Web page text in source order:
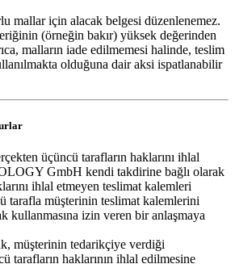
mallar için alacak belgesi düzenlenemez.
(örneğin bakır) yüksek değerinden
malların iade edilmemesi halinde, teslim
olduğuna dair aksi ispatlanabilir
üçüncü tarafların haklarını ihlal
GmbH kendi takdirine bağlı olarak
ihlal etmeyen teslimat kalemleri
tarafla müşterinin teslimat kalemlerini
kullanmasına izin veren bir anlaşmaya
müşterinin tedarikçiye verdiği
tarafların haklarının ihlal edilmesine